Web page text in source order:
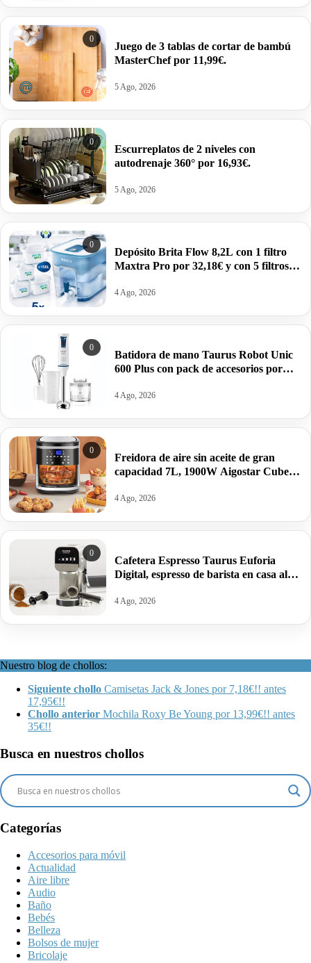
0
Juego de 3 tablas de cortar de bambú
MasterChef por 11,99€.
5 Ago, 2026
0
Escurreplatos de 2 niveles con
autodrenaje 360° por 16,93€.
5 Ago, 2026
0
Depósito Brita Flow 8,2L con 1 filtro
Maxtra Pro por 32,18€ y con 5 filtros
4 Ago, 2026
0
Batidora de mano Taurus Robot Unic
600 Plus con pack de accesorios por
4 Ago, 2026
0
Freidora de aire sin aceite de gran
capacidad 7L, 1900W Aigostar Cube
4 Ago, 2026
0
Cafetera Espresso Taurus Euforia
Digital, espresso de barista en casa al
183,99€.
4 Ago, 2026
Nuestro blog de chollos:
Siguiente chollo Camisetas Jack & Jones por 7,18€!! antes
17,95€!!
Chollo anterior Mochila Roxy Be Young por 13,99€!! antes
35€!!
Busca en nuestros chollos
Categorías
Accesorios para móvil
Actualidad
Aire libre
Audio
Baño
Bebés
Belleza
Bolsos de mujer
Bricolaje